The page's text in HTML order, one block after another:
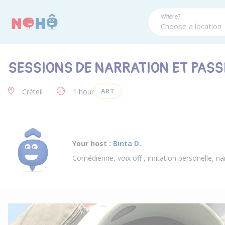
Where?
SESSIONS DE NARRATION ET
Créteil 1 hour ART
Your host : Binta D.
Comédienne, voix off , imitation personelle,